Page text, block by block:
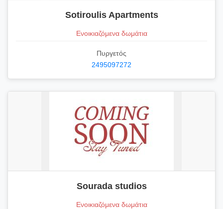
Sotiroulis Apartments
Ενοικιαζόμενα δωμάτια
Πυργετός
2495097272
Sourada studios
Ενοικιαζόμενα δωμάτια